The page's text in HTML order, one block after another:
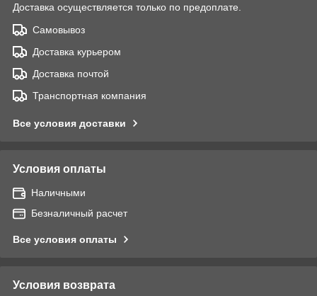
Доставка осуществляется только по предоплате.
Самовывоз
Доставка курьером
Доставка почтой
Транспортная компания
Все условия доставки
Условия оплаты
Наличными
Безналичный расчет
Все условия оплаты
Условия возврата